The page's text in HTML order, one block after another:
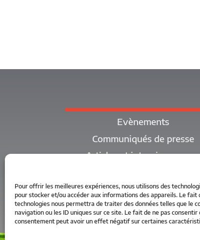
Pour offrir les meilleures expériences, nous utilisons des
pour stocker et/ou accéder aux informations des appareils. Le fait
technologies nous permettra de traiter des données telles que le
navigation ou les ID uniques sur ce site. Le fait de ne pas
consentement peut avoir un effet négatif sur certaines
Evènements
Communiqués de presse
Articles et interviews